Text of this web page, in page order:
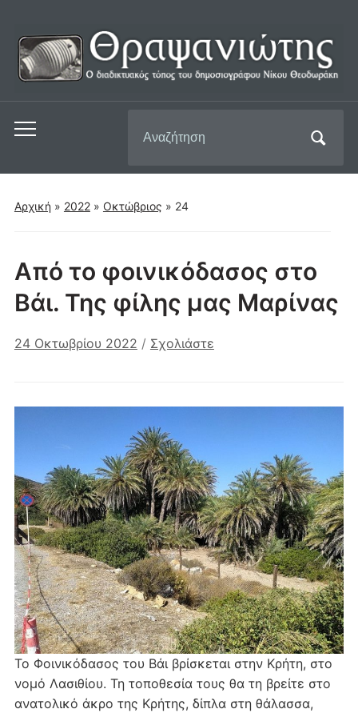
Εναλλαγή
μενού
για
για:
Αρχική » 2022» Οκτώβριος » 24
Από το φοινικόδασος στο
Βάι. Της φίλης μας Μαρίνας
24 Οκτωβρίου 2022 / Σχολιάστε
Το Φοινικόδασος του Βάι βρίσκεται στην Κρήτη, στο
νομό Λασιθίου. Τη τοποθεσία τους θα τη βρείτε στο
ανατολικό άκρο της Κρήτης, δίπλα στη θάλασσα,